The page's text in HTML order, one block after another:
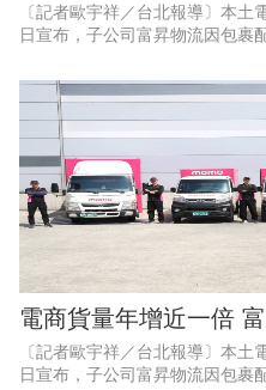
〔記者歐宇祥／台北報導〕本
日宣布，子公司富昇物流因包裹
職缺；該公司指出，6
電商貨量年增近一倍
〔記者歐宇祥／台北報導〕本
日宣布，子公司富昇物流因包裹